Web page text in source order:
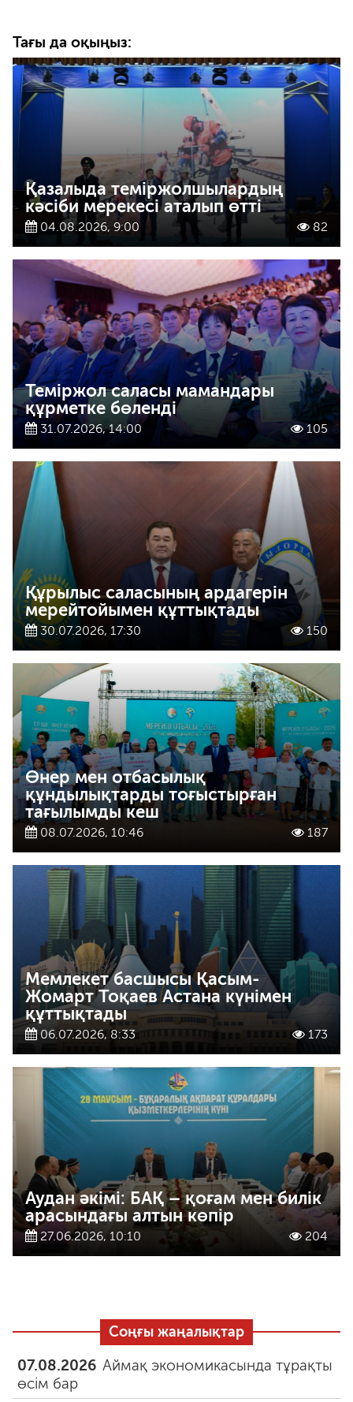
Тағы да оқыңыз:
Қазалыда теміржолшылардың
кәсіби мерекесі аталып өтті
04.08.2026, 9:00 82
Теміржол саласы мамандары
құрметке бөленді
31.07.2026, 14:00 105
Құрылыс саласының ардагерін
мерейтойымен құттықтады
30.07.2026, 17:30 150
Өнер мен отбасылық
құндылықтарды тоғыстырған
тағылымды кеш
08.07.2026, 10:46 187
Мемлекет басшысы Қасым-
Жомарт Тоқаев Астана күнімен
құттықтады
06.07.2026, 8:33 173
Аудан әкімі: БАҚ – қоғам мен билік
арасындағы алтын көпір
27.06.2026, 10:10 204
Соңғы жаңалықтар
07.08.2026 Аймақ экономикасында тұрақты
өсім бар